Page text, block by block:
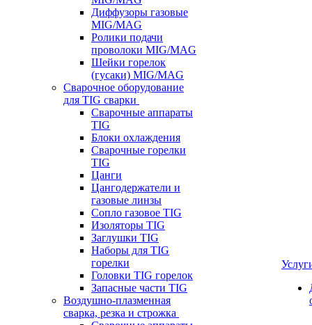
Диффузоры газовые
MIG/MAG
Ролики подачи
проволоки MIG/MAG
Шейки горелок
(гусаки) MIG/MAG
Сварочное оборудование
для TIG сварки
Сварочные аппараты
TIG
Блоки охлаждения
Сварочные горелки
TIG
Цанги
Цангодержатели и
газовые линзы
Сопло газовое TIG
Изоляторы TIG
Заглушки TIG
Наборы для TIG
горелки
Головки TIG горелок
Запасные части TIG
Воздушно-плазменная
сварка, резка и строжка